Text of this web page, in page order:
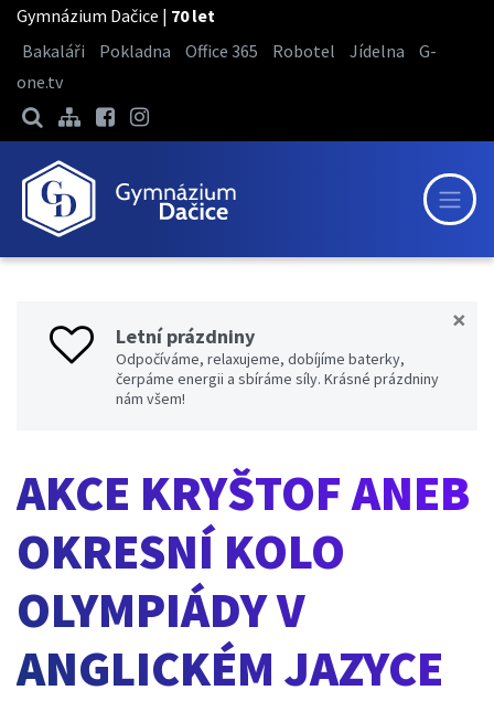
Gymnázium Dačice | 70 let
Bakaláři
Pokladna Office 365 Robotel Jídelna
G-
one.tv
×
Letní prázdniny
Odpočíváme, relaxujeme, dobíjíme baterky,
čerpáme energii a sbíráme síly. Krásné prázdniny
nám všem!
AKCE KRYŠTOF ANEB
OKRESNÍ KOLO
OLYMPIÁDY V
ANGLICKÉM JAZYCE